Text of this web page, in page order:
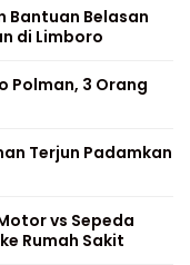
Bantuan Belasan
di Limboro
Polman, 3 Orang
Terjun Padamkan
vs Sepeda
Rumah Sakit